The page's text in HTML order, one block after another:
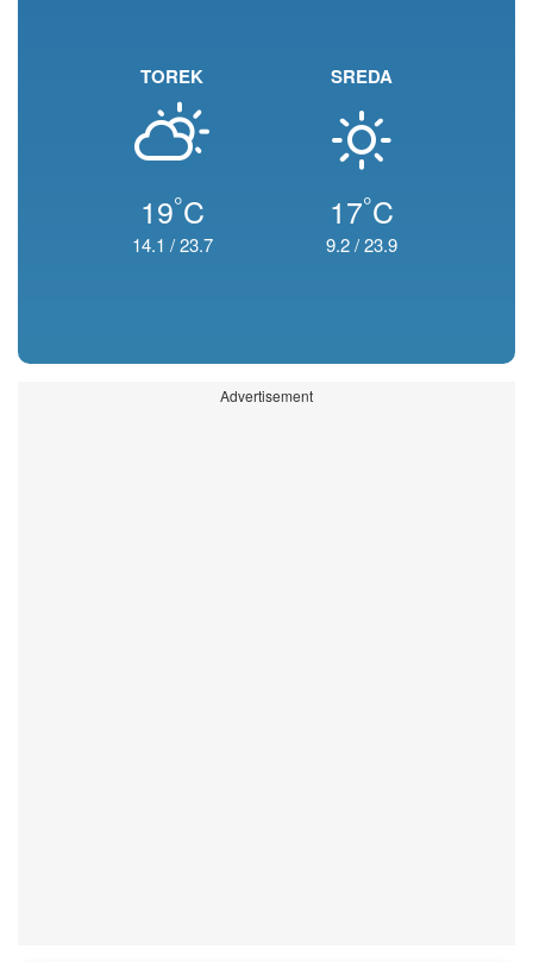
TOREK
19°C
14.1 /23.7
SREDA
17°C
9.2/23.9
Advertisement